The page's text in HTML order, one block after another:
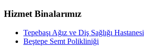
Hizmet Binalarımız
Tepebaşı Ağız ve Diş Sağlığı Hastanesi
Beştepe Semt Polikliniği